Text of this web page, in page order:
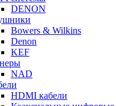
DENON
Bowers & Wilkins
Denon
KEF
NAD
HDMI кабели